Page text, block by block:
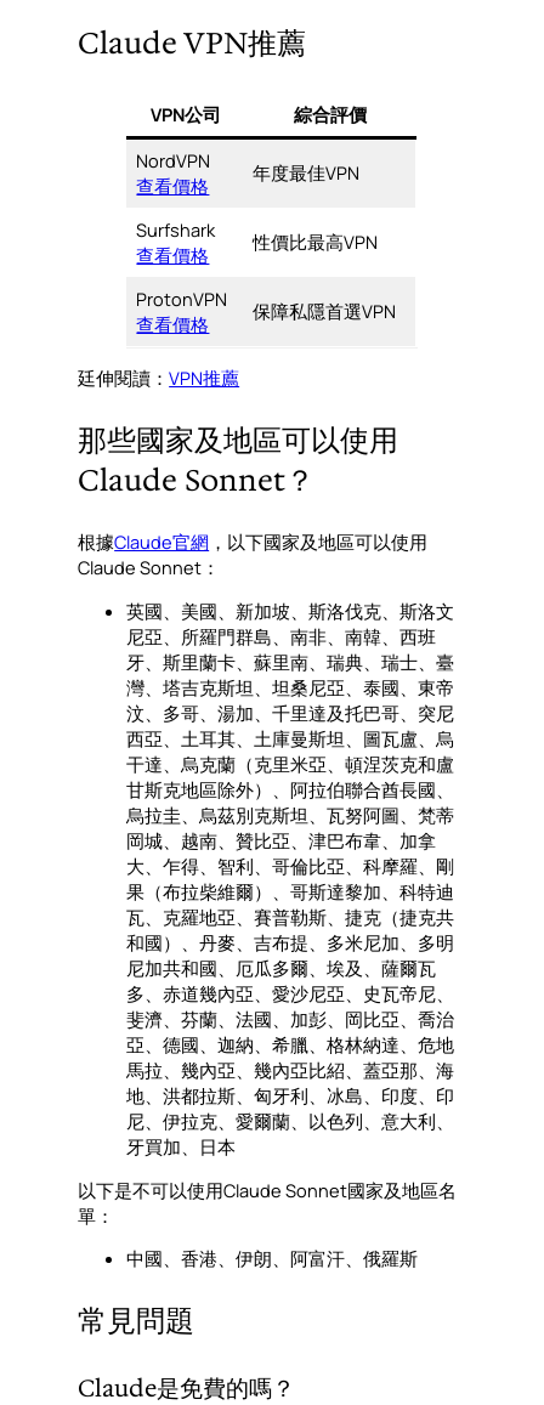
Claude VPN推薦
VPN公司
綜合評價
NordVPN
查看價格
年度最佳VPN
Surfshark
查看價格
性價比最高VPN
ProtonVPN
查看價格
保障私隱首選VPN
廷伸閱讀：VPN推薦
那些國家及地區可以使用
Claude Sonnet？
根據Claude官網 ，以下國家及地區可以使用
Claude Sonnet：
英國、美國、新加坡、斯洛伐克、斯洛文
尼亞、所羅門群島、南非、南韓、西班
牙、斯里蘭卡、蘇里南、瑞典、瑞士、臺
灣、塔吉克斯坦、坦桑尼亞、泰國、東帝
汶、多哥、湯加、千里達及托巴哥、突尼
西亞、土耳其、土庫曼斯坦、圖瓦盧、烏
干達、烏克蘭（克里米亞、頓涅茨克和盧
甘斯克地區除外）、阿拉伯聯合酋長國、
烏拉圭、烏茲別克斯坦、瓦努阿圖、梵蒂
岡城、越南、贊比亞、津巴布韋、加拿
大、乍得、智利、哥倫比亞、科摩羅、剛
果（布拉柴維爾）、哥斯達黎加、科特迪
瓦、克羅地亞、賽普勒斯、捷克（捷克共
和國）、丹麥、吉布提、多米尼加、多明
尼加共和國、厄瓜多爾、埃及、薩爾瓦
多、赤道幾內亞、愛沙尼亞、史瓦帝尼、
斐濟、芬蘭、法國、加彭、岡比亞、喬治
亞、德國、迦納、希臘、格林納達、危地
馬拉、幾內亞、幾內亞比紹、蓋亞那、海
地、洪都拉斯、匈牙利、冰島、印度、印
尼、伊拉克、愛爾蘭、以色列、意大利、
牙買加、日本
以下是不可以使用Claude Sonnet國家及地區名
單：
中國、香港、伊朗、阿富汗、俄羅斯
常見問題
Claude是免費的嗎？